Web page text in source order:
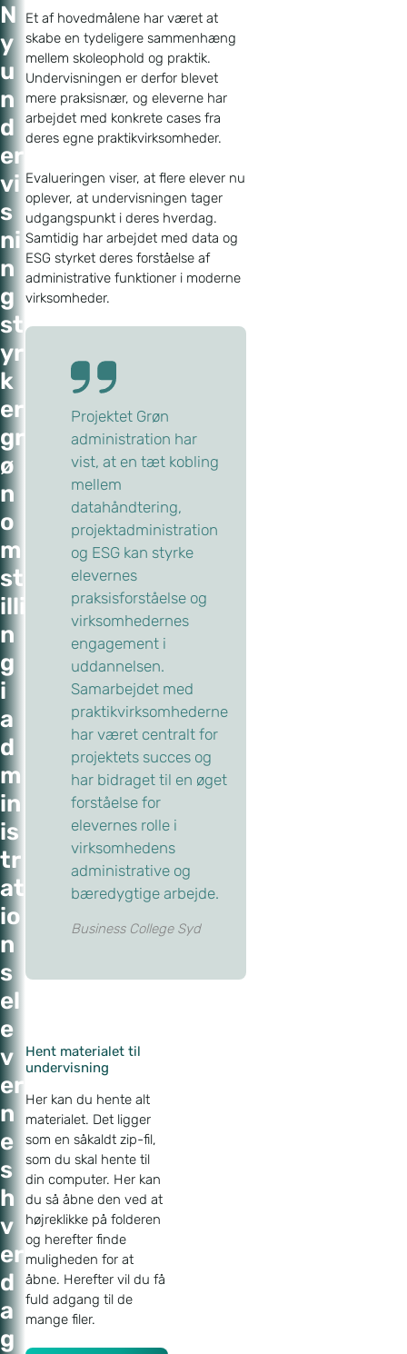
N
y
u
n
d
er
vi
s
ni
n
g
st
yr
k
er
gr
ø
n
o
m
st
illi
n
g
i
a
d
m
in
is
tr
at
io
n
s
el
e
v
er
n
e
s
h
v
er
d
a
g
Nyheder
Ny undervisning styrker
grøn omstilling i
administrationselevernes
hverdag
Et af hovedmålene har været at
skabe en tydeligere sammenhæng
mellem skoleophold og praktik.
Undervisningen er derfor blevet
mere praksisnær, og eleverne har
arbejdet med konkrete cases fra
deres egne praktikvirksomheder.
Evalueringen viser, at flere elever nu
oplever, at undervisningen tager
udgangspunkt i deres hverdag.
Samtidig har arbejdet med data og
ESG styrket deres forståelse af
administrative funktioner i moderne
virksomheder.
Projektet Grøn
administration har
vist, at en tæt kobling
mellem
datahåndtering,
projektadministration
og ESG kan styrke
elevernes
praksisforståelse og
virksomhedernes
engagement i
uddannelsen.
Samarbejdet med
praktikvirksomhederne
har været centralt for
projektets succes og
har bidraget til en øget
forståelse for
elevernes rolle i
virksomhedens
administrative og
bæredygtige arbejde.
Business College Syd
Hent materialet til
undervisning
Her kan du hente alt
materialet. Det ligger
som en såkaldt zip-fil,
som du skal hente til
din computer. Her kan
du så åbne den ved at
højreklikke på folderen
og herefter finde
muligheden for at
åbne. Herefter vil du få
fuld adgang til de
mange filer.